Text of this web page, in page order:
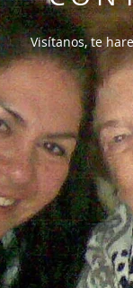
Visítanos, te